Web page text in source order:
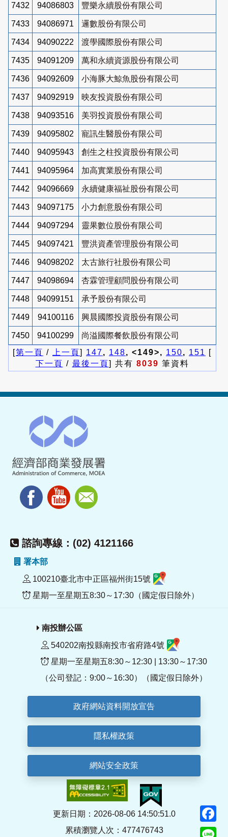
7432 94086803 豐樂永續股份有限公司
7433 94086971 邏數股份有限公司
7434 94090222 渡學國際股份有限公司
7435 94091209 萬和永續資源股份有限公司
7436 94092609 小海豚大鯨魚股份有限公司
7437 94092919 映友投資股份有限公司
7438 94093516 美羽投資股份有限公司
7439 94095802 寵訊生醫股份有限公司
7440 94095943 創生之柱投資股份有限公司
7441 94095964 加高實業股份有限公司
7442 94096669 永續健康福祉股份有限公司
7443 94097175 小力創意股份有限公司
7444 94097294 靈果數位股份有限公司
7445 94097421 豐洪資產管理股份有限公司
7446 94098202 太古旅行社股份有限公司
7447 94098694 杏霖管理顧問股份有限公司
7448 94099151 承予股份有限公司
7449 94100116 興晨國際投資股份有限公司
7450 94100299
尚溢國際餐飲股份有限公司
[第一頁 / 上一頁] 147, 148, <149>, 150, 151
[
下一頁 / 最後一頁] 共有 8039 筆資料
諮詢專線：(02) 4121166
署本部
100210臺北市中正區福州街15號
星期一至星期五8:30～17:30（國定假日除外）
南投辦公區
540202南投縣南投市省府路4號
星期一至星期五8:30～12:30 | 13:30～17:30
（公司登記：9:00～16:30）（國定假日除外）
政府網站資料開放宣告
隱私權政策
網站安全政策
更新日期：2026-08-06 14:50:51.0
累積瀏覽人次：477476743